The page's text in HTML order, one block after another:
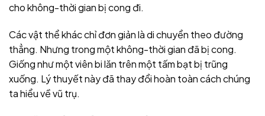
cho không-thời gian bị cong đi.
Các vật thể khác chỉ đơn giản là di chuyển theo đường
thẳng. Nhưng trong một không-thời gian đã bị cong.
Giống như một viên bi lăn trên một tấm bạt bị trũng
xuống. Lý thuyết này đã thay đổi hoàn toàn cách chúng
ta hiểu về vũ trụ.